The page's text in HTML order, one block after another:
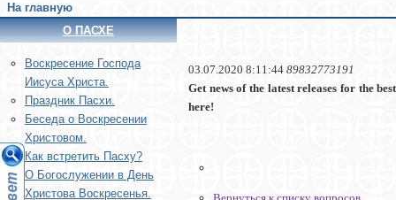
На главную
О ПАСХЕ
Воскреcение Господа
Иисуса Христа.
Праздник Пасхи.
Беседа о Воскресении
Христовом.
Как встретить Пасху?
О Богослужении в День
Христова Воскресенья.
03.07.2020 8:11:44 89832773191
Get news of the latest releases for the
here!